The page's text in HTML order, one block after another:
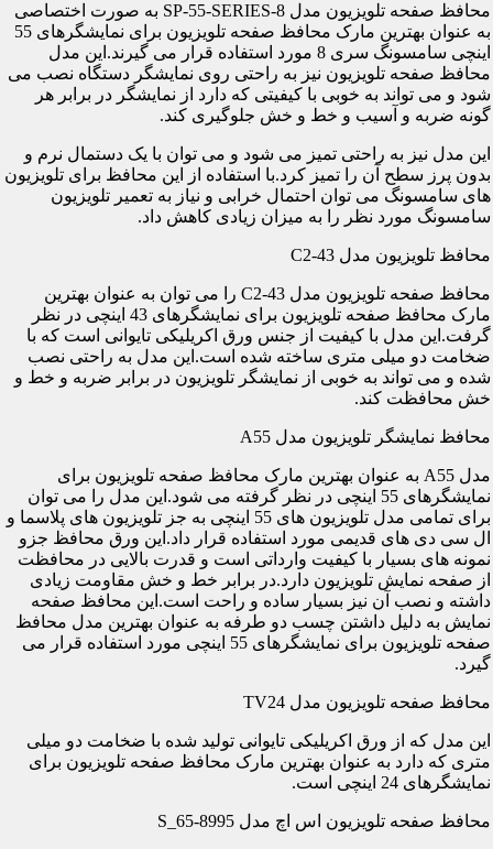
محافظ صفحه تلویزیون مدل SP-55-SERIES-8 به صورت اختصاصی
به عنوان بهترین مارک محافظ صفحه تلویزیون برای نمایشگرهای 55
اینچی سامسونگ سری 8 مورد استفاده قرار می گیرند.این مدل
محافظ صفحه تلویزیون نیز به راحتی روی نمایشگر دستگاه نصب می
شود و می تواند به خوبی با کیفیتی که دارد از نمایشگر در برابر هر
گونه ضربه و آسیب و خط و خش جلوگیری کند.
این مدل نیز به راحتی تمیز می شود و می توان با یک دستمال نرم و
بدون پرز سطح آن را تمیز کرد.با استفاده از این محافظ برای تلویزیون
های سامسونگ می توان احتمال خرابی و نیاز به تعمیر تلویزیون
سامسونگ مورد نظر را به میزان زیادی کاهش داد.
محافظ تلویزیون مدل C2-43
محافظ صفحه تلویزیون مدل C2-43 را می توان به عنوان بهترین
مارک محافظ صفحه تلویزیون برای نمایشگرهای 43 اینچی در نظر
گرفت.این مدل با کیفیت از جنس ورق اکریلیکی تایوانی است که با
ضخامت دو میلی متری ساخته شده است.این مدل به راحتی نصب
شده و می تواند به خوبی از نمایشگر تلویزیون در برابر ضربه و خط و
خش محافظت کند.
محافظ نمایشگر تلویزیون مدل A55
مدل A55 به عنوان بهترین مارک محافظ صفحه تلویزیون برای
نمایشگرهای 55 اینچی در نظر گرفته می شود.این مدل را می توان
برای تمامی مدل تلویزیون های 55 اینچی به جز تلویزیون های پلاسما و
ال سی دی های قدیمی مورد استفاده قرار داد.این ورق محافظ جزو
نمونه های بسیار با کیفیت وارداتی است و قدرت بالایی در محافظت
از صفحه نمایش تلویزیون دارد.در برابر خط و خش مقاومت زیادی
داشته و نصب آن نیز بسیار ساده و راحت است.این محافظ صفحه
نمایش به دلیل داشتن چسب دو طرفه به عنوان بهترین مدل محافظ
صفحه تلویزیون برای نمایشگرهای 55 اینچی مورد استفاده قرار می
گیرد.
محافظ صفحه تلویزیون مدل TV24
این مدل که از ورق اکریلیکی تایوانی تولید شده با ضخامت دو میلی
متری که دارد به عنوان بهترین مارک محافظ صفحه تلویزیون برای
نمایشگرهای 24 اینچی است.
محافظ صفحه تلویزیون اس اچ مدل S_65-8995